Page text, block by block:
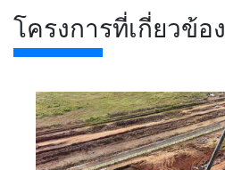
โครงการที่เกี่ยวข้อง